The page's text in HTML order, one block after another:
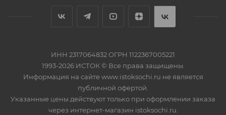
ИНН 2317064832 ОГРН 1122367005221
1993-2026 ИСТОК © Все права защищены.
Информация на сайте www.istoksochi.ru не является
публичной офертой.
Указанные цены действуют только при оформлении заказа
через интернет-магазин istoksochi.ru.